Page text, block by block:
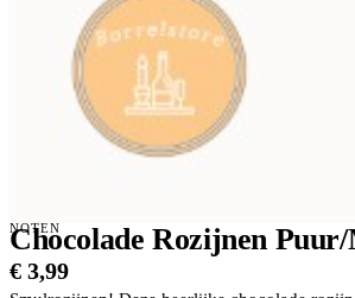
NOTEN
Chocolade Rozijnen
€ 3,99